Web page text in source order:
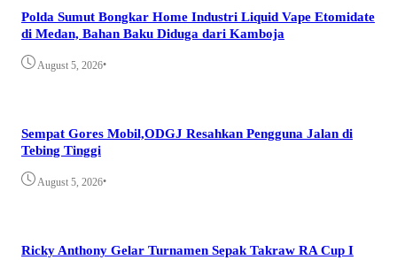
Polda Sumut Bongkar Home Industri Liquid Vape Etomidate
di Medan, Bahan Baku Diduga dari Kamboja
August 5, 2026•
Sempat Gores Mobil,ODGJ Resahkan Pengguna Jalan di
Tebing Tinggi
August 5, 2026•
Ricky Anthony Gelar Turnamen Sepak Takraw RA Cup I